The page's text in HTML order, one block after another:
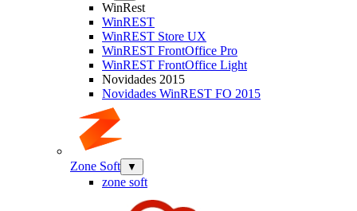
WinRest
WinREST
WinREST Store UX
WinREST FrontOffice Pro
WinREST FrontOffice Light
Novidades 2015
Novidades WinREST FO 2015
Zone Soft ▼
zone soft